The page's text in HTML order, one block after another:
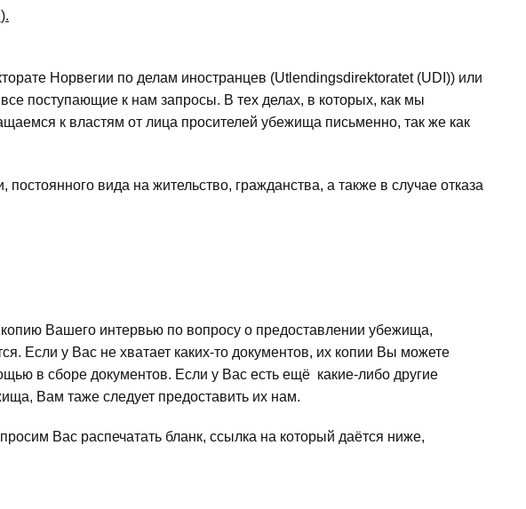
).
Норвегии по делам иностранцев (Utlendingsdirektoratet (UDI)) или
поступающие к нам запросы. В тех делах, в которых, как мы
к властям от лица просителей убежища письменно, так же как
вида на жительство, гражданства, а также в случае отказа
Вашего интервью по вопросу о предоставлении убежища,
Если у Вас не хватает каких-то документов, их копии Вы можете
в сборе документов. Если у Вас есть ещё какие-либо другие
Вам таже следует предоставить их нам.
Вас распечатать бланк, ссылка на который даётся ниже,